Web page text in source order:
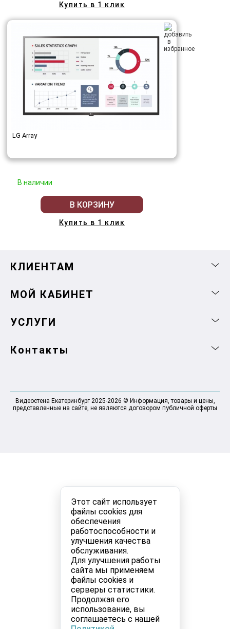
Этот сайт использует
файлы cookies для
обеспечения
работоспособности и
улучшения качества
обслуживания.
Для улучшения работы
сайта мы применяем
файлы cookies и
серверы статистики.
Продолжая его
использование, вы
соглашаетесь с нашей
Купить в 1 клик
LG Array
В наличии
В КОРЗИНУ
Купить в 1 клик
КЛИЕНТАМ
МОЙ КАБИНЕТ
УСЛУГИ
Контакты
Видеостена Екатеринбург 2025-2026 © Информация, товары и цены,
представленные на сайте, не являются договором публичной оферты